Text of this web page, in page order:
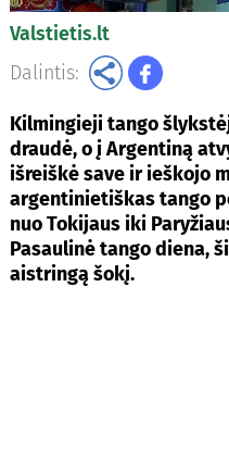
Valstietis.lt
Dalintis:
Kilmingieji tango
draudė, o į Argentiną
išreiškė save ir ieškojo
argentinietiškas tango
nuo Tokijaus iki
Pasaulinė tango diena,
aistringą šokį.